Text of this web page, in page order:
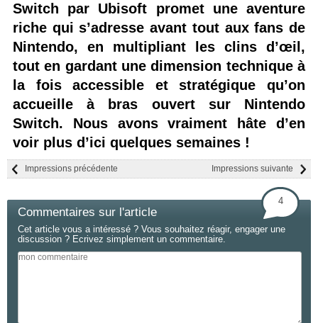
Switch par Ubisoft promet une aventure
riche qui s’adresse avant tout aux fans de
Nintendo, en multipliant les clins d’œil,
tout en gardant une dimension technique à
la fois accessible et stratégique qu’on
accueille à bras ouvert sur Nintendo
Switch. Nous avons vraiment hâte d’en
voir plus d’ici quelques semaines !
Impressions suivante
Impressions précédente
Commentaires sur l'article
4
Cet article vous a intéressé ? Vous souhaitez réagir, engager une
discussion ? Ecrivez simplement un commentaire.